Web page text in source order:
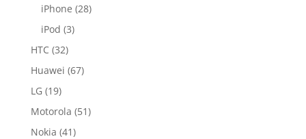
iPhone (28)
iPod (3)
HTC (32)
Huawei (67)
LG (19)
Motorola (51)
Nokia (41)